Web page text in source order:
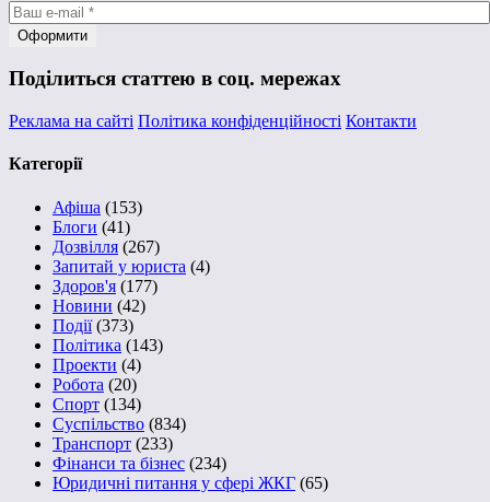
Поділиться статтею в соц. мережах
Реклама на сайті Політика конфіденційності Контакти
Категорії
Афіша (153)
Блоги (41)
Дозвілля (267)
Запитай у юриста (4)
Здоров'я (177)
Новини (42)
Події(373)
Політика (143)
Проекти (4)
Робота (20)
Спорт (134)
Суспільство (834)
Транспорт (233)
Фінанси та бізнес (234)
Юридичні питання у сфері ЖКГ (65)